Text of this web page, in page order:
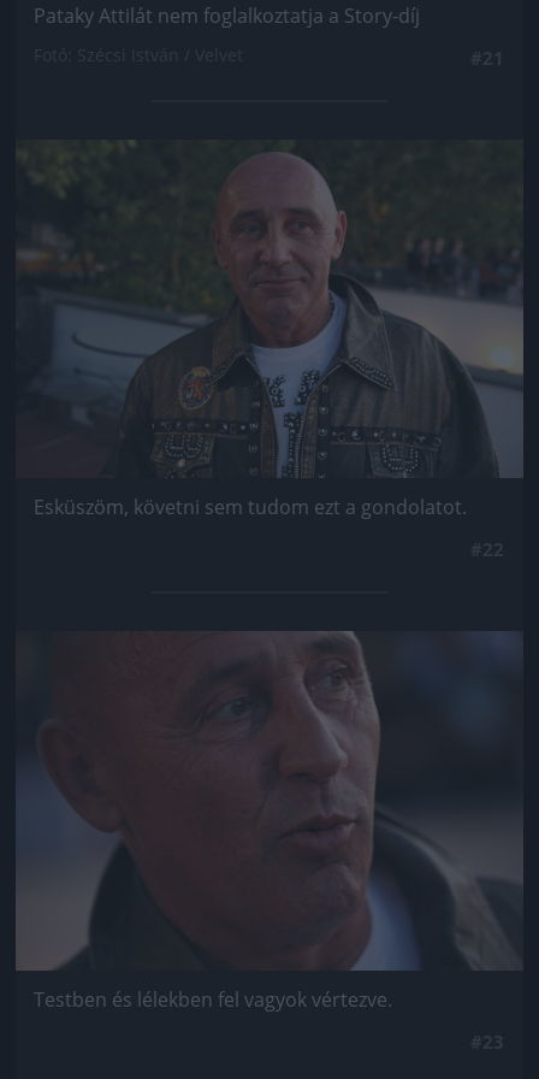
Pataky Attilát nem foglalkoztatja a Story-díj
Jön még kép!
Esküszöm, követni sem tudom ezt a gondolatot.
Jön még kép!
Testben és lélekben fel vagyok vértezve.